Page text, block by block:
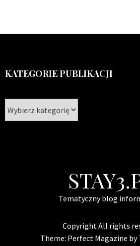
KATEGORIE PUBLIKACJI
publikacji
Tematyczny blog
Copyright All rights
Theme: Perfect Magazine by